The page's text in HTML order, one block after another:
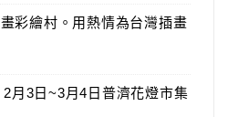
彩繪村。用熱情為台灣插畫
月3日~3月4日普濟花燈市集